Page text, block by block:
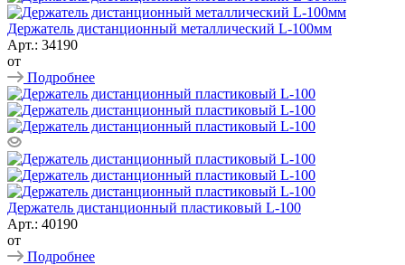
Держатель дистанционный металлический L-100мм
Арт.: 34190
от
Подробнее
Держатель дистанционный пластиковый L-100
Арт.: 40190
от
Подробнее